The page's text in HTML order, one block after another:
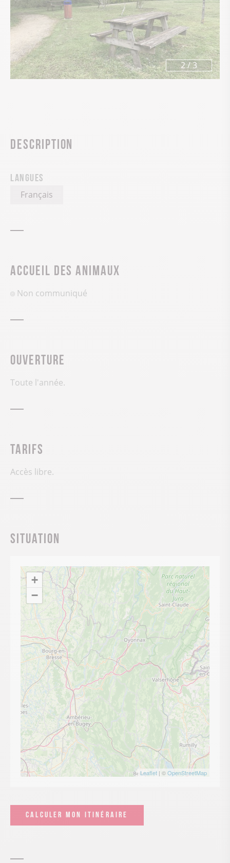
3/3
Description
Langues
Français
Accueil des animaux
Non communiqué
Ouverture
Toute l'année.
Tarifs
Accès libre.
Situation
+
−
Leaflet | ©OpenStreetMap
CALCULER MON ITINÉRAIRE